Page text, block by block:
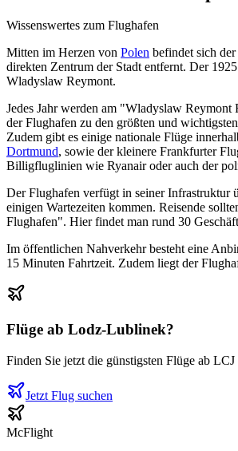
Wissenswertes zum Flughafen
Mitten im Herzen von Polen befindet sich
direkten Zentrum der Stadt entfernt. Der
Wladyslaw Reymont.
Jedes Jahr werden am "Wladyslaw
der Flughafen zu den größten und
Zudem gibt es einige nationale Flüge
Dortmund, sowie der kleinere Frankfurter
Billigfluglinien wie Ryanair oder auch der
Der Flughafen verfügt in seiner Infrastruktur
einigen Wartezeiten kommen. Reisende
Flughafen". Hier findet man rund 30
Im öffentlichen Nahverkehr besteht eine
15 Minuten Fahrtzeit. Zudem liegt der
Flüge ab Lodz-Lublinek?
Finden Sie jetzt die günstigsten Flüge ab LCJ
Jetzt Flug suchen
McFlight